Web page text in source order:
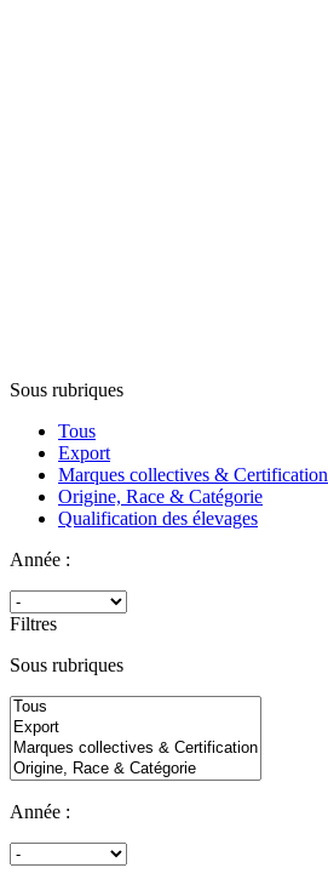
Sous rubriques
Tous
Export
Marques collectives & Certification
Origine, Race & Catégorie
Qualification des élevages
Année :
Filtres
Sous rubriques
Année :